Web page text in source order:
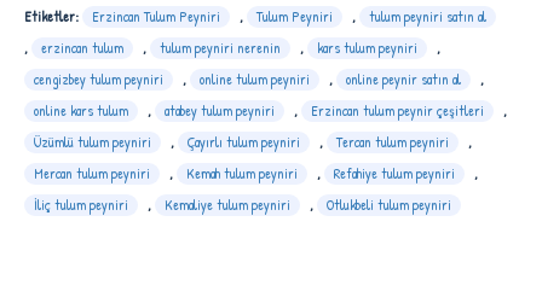
Etiketler: Erzincan Tulum Peyniri , Tulum Peyniri ,
tulum peyniri satın al
,
erzincan tulum , tulum peyniri nerenin , kars tulum peyniri
,
cengizbey tulum peyniri
, online tulum peyniri , online peynir satın al
,
online kars tulum
, atabey tulum peyniri , Erzincan tulum peynir çeşitleri
,
Üzümlü tulum peyniri
, Çayırlı tulum peyniri , Tercan tulum peyniri
,
Mercan tulum peyniri
, Kemah tulum peyniri , Refahiye tulum peyniri
,
İliç tulum peyniri
, Kemaliye tulum peyniri , Otlukbeli tulum peyniri